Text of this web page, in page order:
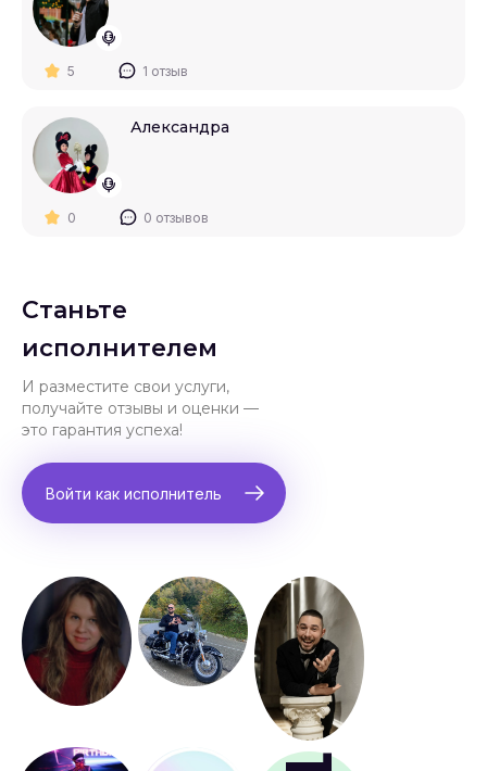
5 1 отзыв
Александра
0 0 отзывов
Станьте
исполнителем
И разместите свои услуги,
получайте отзывы и оценки —
это гарантия успеха!
Войти как исполнитель